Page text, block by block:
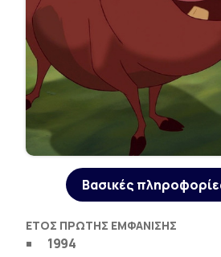
Βασικές
ΈΤΟΣ ΠΡΏΤΗΣ ΕΜΦΆΝΙΣΗΣ
1994